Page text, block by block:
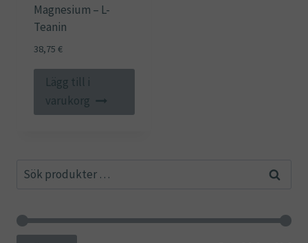
Magnesium – L-
Teanin
38,75 €
Lägg till i
varukorg
Sök
Sök